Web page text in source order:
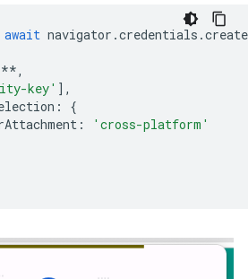
await navigator .credentials .create
,
key' ],
:
{
:
'cross-platform'